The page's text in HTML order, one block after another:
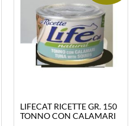
LIFECAT RICETTE GR. 150
TONNO CON CALAMARI